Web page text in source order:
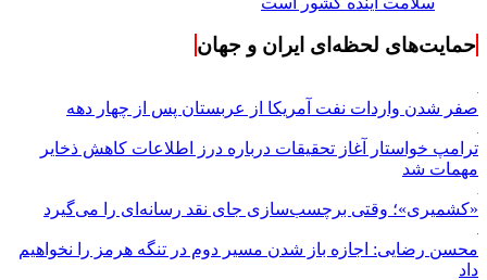
حمایت‌های لحظه‌ای ایران و جهان
صفر شدن واردات نفت آمریکا از عربستان پس از چهار دهه
ترامپ خواستار آغاز تحقیقات درباره درز اطلاعات کاهش ذخایر
مهمات شد
«کشمیری»؛ وقتی برچسب‌سازی جای نقد رسانه‌ای را می‌گیرد
محسن رضایی: اجازه باز شدن مسیر دوم در تنگه هرمز را نخواهیم
داد